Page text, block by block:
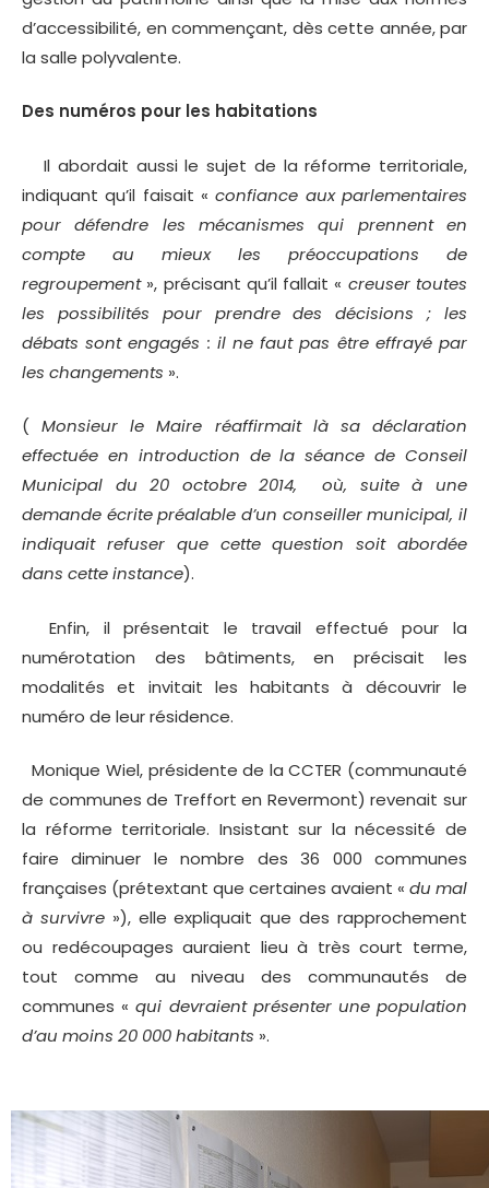
d’accessibilité, en commençant, dès cette année, par
la salle polyvalente.
Des numéros pour les habitations
Il abordait aussi le sujet de la réforme territoriale,
indiquant qu’il faisait «confiance aux parlementaires
pour défendre les mécanismes qui prennent en
compte au mieux les préoccupations de
regroupement», précisant qu’il fallait « creuser toutes
les possibilités pour prendre des décisions ; les
débats sont engagés : il ne faut pas être effrayé par
les changements ».
( Monsieur le Maire réaffirmait là sa déclaration
effectuée en introduction de la séance de Conseil
Municipal du 20 octobre 2014, où, suite à une
demande écrite préalable d’un conseiller municipal, il
indiquait refuser que cette question soit abordée
dans cette instance).
Enfin, il présentait le travail effectué pour la
numérotation des bâtiments, en précisait les
modalités et invitait les habitants à découvrir le
numéro de leur résidence.
Monique Wiel, présidente de la CCTER (communauté
de communes de Treffort en Revermont) revenait sur
la réforme territoriale. Insistant sur la nécessité de
faire diminuer le nombre des 36 000 communes
françaises (prétextant que certaines avaient « du mal
à survivre »), elle expliquait que des rapprochement
ou redécoupages auraient lieu à très court terme,
tout comme au niveau des communautés de
communes «qui devraient présenter une population
d’au moins 20 000 habitants ».